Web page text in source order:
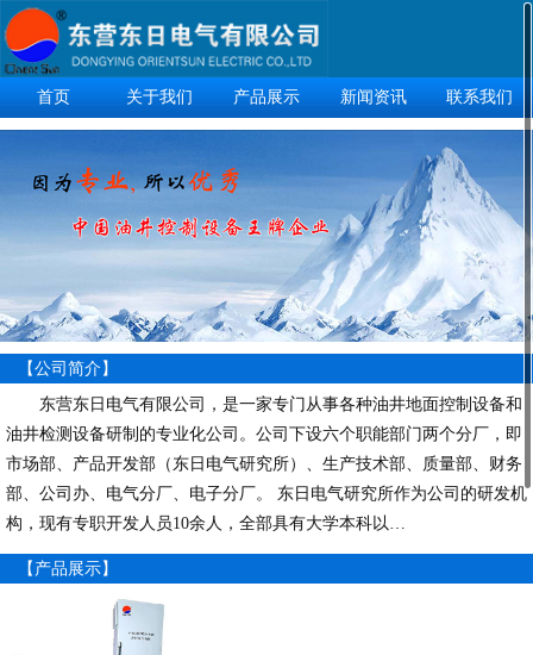
首页 关于我们 产品展示 新闻资讯 联系我们
【公司简介】
东营东日电气有限公司，是一家专门从事各种油井地面控制设备和
油井检测设备研制的专业化公司。公司下设六个职能部门两个分厂，即
市场部、产品开发部（东日电气研究所）、生产技术部、质量部、财务
部、公司办、电气分厂、电子分厂。 东日电气研究所作为公司的研发机
构，现有专职开发人员10余人，全部具有大学本科以…
【产品展示】